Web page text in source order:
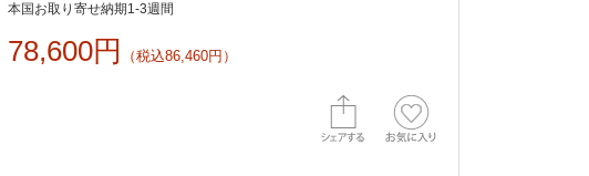
本国お取り寄せ納期1-3週間
78,600円 （税込86,460円）